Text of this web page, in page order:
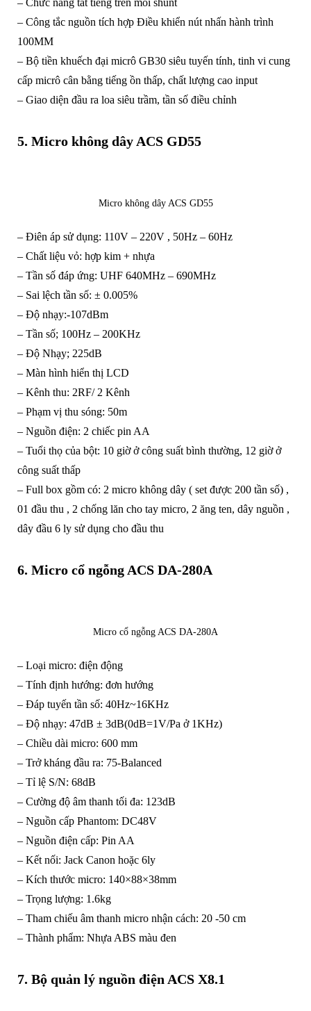
– Chức năng tắt tiếng trên mỗi shunt
– Công tắc nguồn tích hợp Điều khiển nút nhấn hành trình
100MM
– Bộ tiền khuếch đại micrô GB30 siêu tuyến tính, tinh vi cung
cấp micrô cân bằng tiếng ồn thấp, chất lượng cao input
– Giao diện đầu ra loa siêu trầm, tần số điều chỉnh
5. Micro không dây ACS GD55
Micro không dây ACS GD55
– Điên áp sử dụng: 110V – 220V , 50Hz – 60Hz
– Chất liệu vỏ: hợp kim + nhựa
– Tần số đáp ứng: UHF 640MHz – 690MHz
– Sai lệch tần số: ± 0.005%
– Độ nhạy:-107dBm
– Tần số; 100Hz – 200KHz
– Độ Nhạy; 225dB
– Màn hình hiển thị LCD
– Kênh thu: 2RF/ 2 Kênh
– Phạm vị thu sóng: 50m
– Nguồn điện: 2 chiếc pin AA
– Tuổi thọ của bột: 10 giờ ở công suất bình thường, 12 giờ ở
công suất thấp
– Full box gồm có: 2 micro không dây ( set được 200 tần số) ,
01 đầu thu , 2 chống lăn cho tay micro, 2 ăng ten, dây nguồn ,
dây đầu 6 ly sử dụng cho đầu thu
6. Micro cổ ngỗng ACS DA-280A
Micro cổ ngỗng ACS DA-280A
– Loại micro: điện động
– Tính định hướng: đơn hướng
– Đáp tuyến tần số: 40Hz~16KHz
– Độ nhạy: 47dB ± 3dB(0dB=1V/Pa ở 1KHz)
– Chiều dài micro: 600 mm
– Trở kháng đầu ra: 75-Balanced
– Tỉ lệ S/N: 68dB
– Cường độ âm thanh tối đa: 123dB
– Nguồn cấp Phantom: DC48V
– Nguồn điện cấp: Pin AA
– Kết nối: Jack Canon hoặc 6ly
– Kích thước micro: 140×88×38mm
– Trọng lượng: 1.6kg
– Tham chiếu âm thanh micro nhận cách: 20 -50 cm
– Thành phẩm: Nhựa ABS màu đen
7. Bộ quản lý nguồn điện ACS X8.1